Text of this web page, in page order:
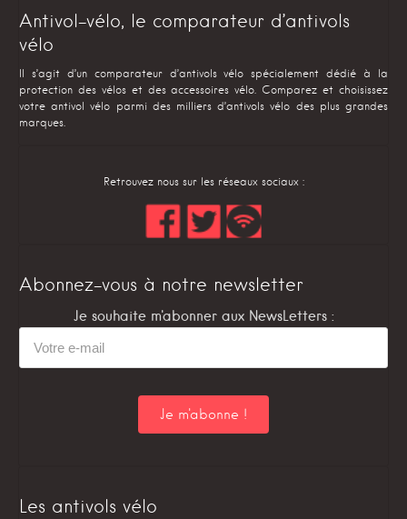
Antivol-vélo, le comparateur d’antivols
vélo
Il s’agit d’un comparateur d’antivols vélo spécialement dédié à la
protection des vélos et des accessoires vélo. Comparez et choisissez
votre antivol vélo parmi des milliers d’antivols vélo des plus grandes
marques.
Retrouvez nous sur les réseaux sociaux :
Abonnez-vous à notre newsletter
Je souhaite m'abonner aux NewsLetters :
Les antivols vélo